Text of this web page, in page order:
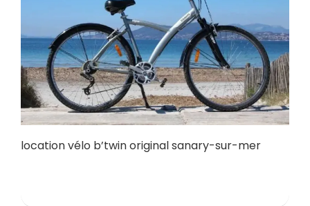
location vélo b’twin original sanary-sur-mer